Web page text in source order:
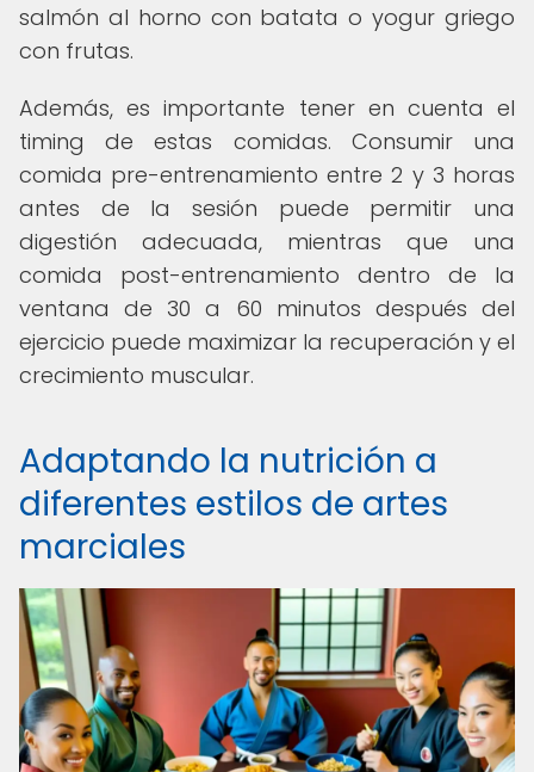
salmón al horno con batata o yogur griego
con frutas.
Además, es importante tener en cuenta el
timing de estas comidas. Consumir una
comida pre-entrenamiento entre 2 y 3 horas
antes de la sesión puede permitir una
digestión adecuada, mientras que una
comida post-entrenamiento dentro de la
ventana de 30 a 60 minutos después del
ejercicio puede maximizar la recuperación y el
crecimiento muscular.
Adaptando la nutrición a
diferentes estilos de artes
marciales